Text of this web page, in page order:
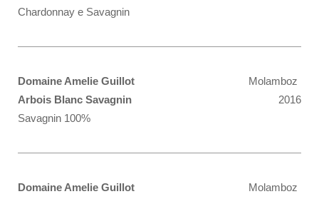
Chardonnay e Savagnin
Domaine Amelie Guillot
Molamboz
2016
Arbois Blanc Savagnin
Savagnin 100%
Domaine Amelie Guillot
Molamboz